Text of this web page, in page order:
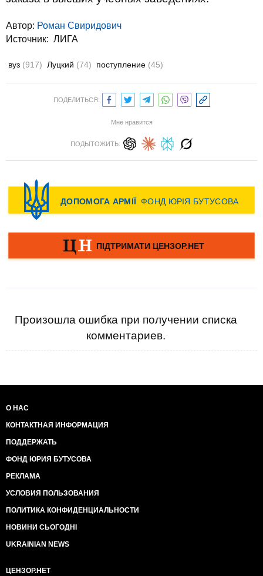
Автор: Роман Свиридович
Источник: ЛИГА
вуз (917) Луцкий (74) поступление (45)
ПОДЕЛИТЬСЯ:
Мне нравится
ПОДЫТОЖИТЬ:
Произошла ошибка при получении списка
комментариев.
О НАС
КОНТАКТНАЯ ИНФОРМАЦИЯ
ПОДДЕРЖАТЬ
ФОНД ЮРИЯ БУТУСОВА
РЕКЛАМА
УСЛОВИЯ ПОЛЬЗОВАНИЯ
ПОЛИТИКА КОНФИДЕНЦИАЛЬНОСТИ
НОВИНИ СЬОГОДНІ
UKRAINIAN NEWS
ЦЕНЗОР.НЕТ